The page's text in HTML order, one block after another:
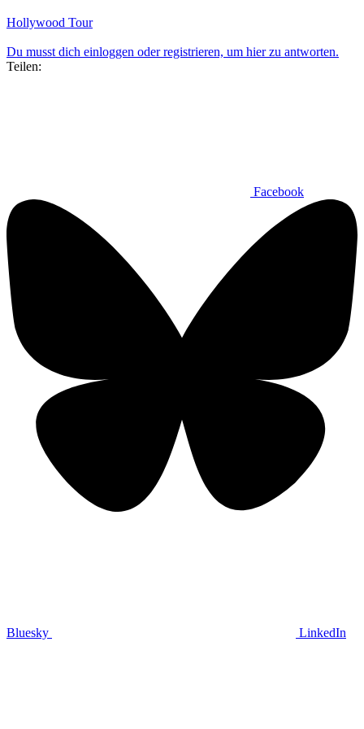
Hollywood Tour
Du musst dich einloggen oder registrieren, um hier zu antworten.
Teilen:
Facebook
Bluesky LinkedIn